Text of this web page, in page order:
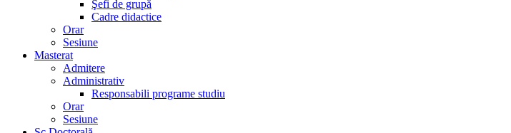
Şefi de grupă
Cadre didactice
Orar
Sesiune
Masterat
Admitere
Administrativ
Responsabili programe studiu
Orar
Sesiune